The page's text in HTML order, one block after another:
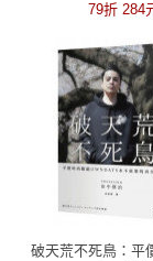
79折 284
破天荒不死鳥：平